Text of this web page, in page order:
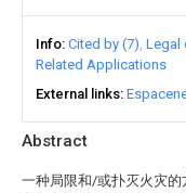
Abstract
一种局限和/或扑灭火灾
Info Cited by (7) Legal
Related Applications
External links